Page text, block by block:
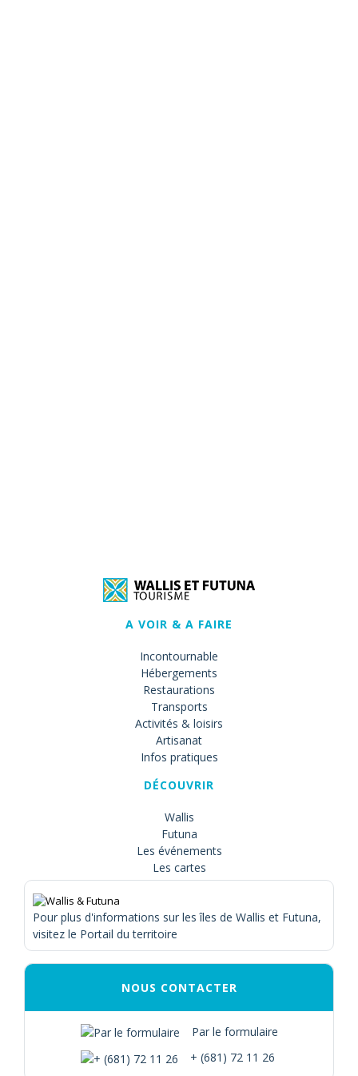
A VOIR & A FAIRE
Incontournable
Hébergements
Restaurations
Transports
Activités & loisirs
Artisanat
Infos pratiques
DÉCOUVRIR
Wallis
Futuna
Les événements
Les cartes
Pour plus d'informations sur les îles de Wallis et Futuna,
visitez le Portail du territoire
NOUS CONTACTER
Par le formulaire
+ (681) 72 11 26